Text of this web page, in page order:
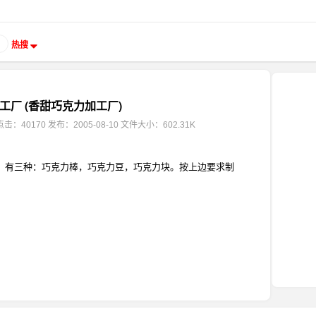
热搜
厂 (香甜巧克力加工厂)
击：40170 发布：2005-08-10 文件大小：602.31K
有三种：巧克力棒，巧克力豆，巧克力块。按上边要求制